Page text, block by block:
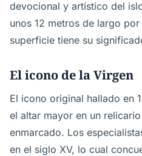
devocional y artístico del
unos 12 metros de largo
superficie tiene su
El icono de la Virgen
El icono original hallado en
el altar mayor en un
enmarcado. Los
en el siglo XV, lo cual